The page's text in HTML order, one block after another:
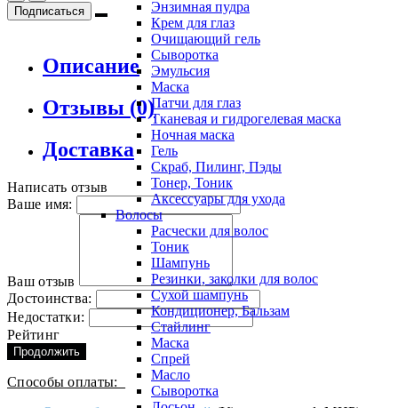
Энзимная пудра
Крем для глаз
Очищающий гель
Сыворотка
Эмульсия
Маска
Патчи для глаз
Тканевая и гидрогелевая маска
Ночная маска
Гель
Скраб, Пилинг, Пэды
Тонер, Тоник
Аксессуары для ухода
Волосы
Расчески для волос
Тоник
Шампунь
Резинки, заколки для волос
Сухой шампунь
Кондиционер, Бальзам
Стайлинг
Маска
Спрей
Масло
Сыворотка
Подписаться
Описание
Отзывы (0)
Доставка
Написать отзыв
Ваше имя:
Ваш отзыв
Достоинства:
Недостатки:
Рейтинг
Продолжить
Способы оплаты: